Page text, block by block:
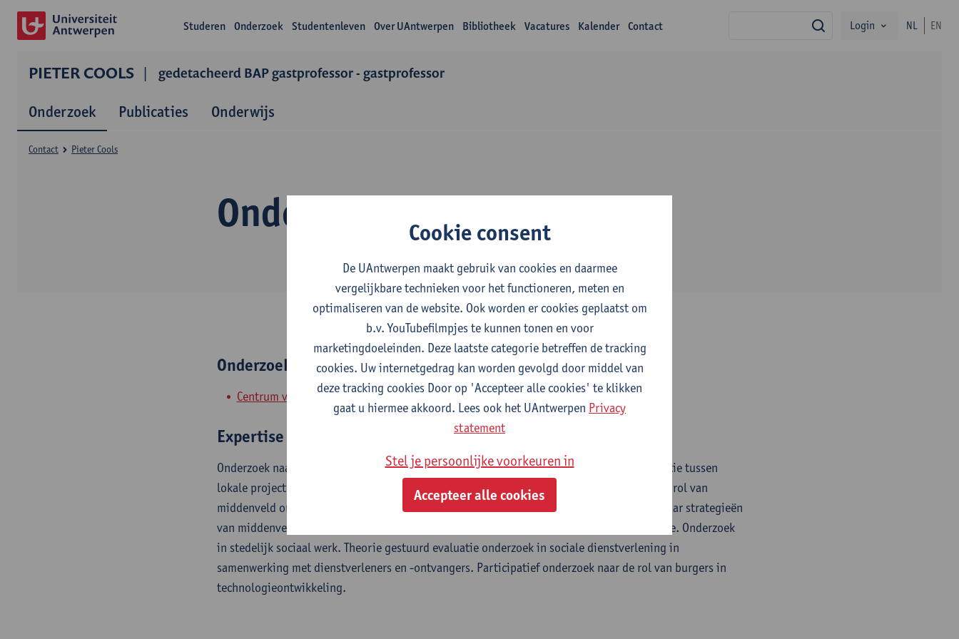
Studeren Onderzoek Studentenleven Over UAntwerpen Bibliotheek Vacatures Kalender Contact zoekLogin NL EN
PIETER COOLS gedetacheerd BAP gastprofessor - gastprofessor
Onderzoek Publicaties Onderwijs
Onderzoek Pieter Cools
Contact Pieter Cools
Onderzoeksgroep
Centrum voor Onderzoek naar Ecologische en Sociale verandering (CRESC)
Expertise
Onderzoek naar sociale innovatie in de strijd tegen armoede met aandacht voor de interactie tussen
lokale projecten en processen van welvaartsstaathervorming. Onderzoek naar de politieke rol van
middenveld organisaties in relatie tot het beleid en de bredere samenleving. Onderzoek naar strategieën
van middenveldorganisaties in verband met etnisch-culturele diversiteit in hun organisatie. Onderzoek
in stedelijk sociaal werk. Theorie gestuurd evaluatie onderzoek in sociale dienstverlening in
samenwerking met dienstverleners en -ontvangers. Participatief onderzoek naar de rol van burgers in
technologieontwikkeling.
Cookie consent
De UAntwerpen maakt gebruik van cookies en daarmee
vergelijkbare technieken voor het functioneren, meten en
optimaliseren van de website. Ook worden er cookies geplaatst om
b.v. YouTubefilmpjes te kunnen tonen en voor
marketingdoeleinden. Deze laatste categorie betreffen de tracking
cookies. Uw internetgedrag kan worden gevolgd door middel van
deze tracking cookies Door op 'Accepteer alle cookies' te klikken
gaat u hiermee akkoord. Lees ook het UAntwerpen Privacy
statement
Stel je persoonlijke voorkeuren in
Accepteer alle cookies